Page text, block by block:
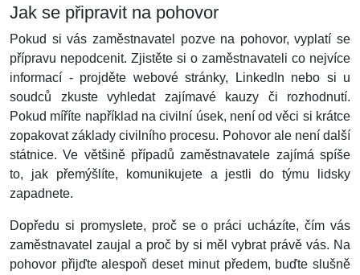
Jak se připravit na pohovor
Pokud si vás zaměstnavatel pozve na pohovor, vyplatí se
přípravu nepodcenit. Zjistěte si o zaměstnavateli co nejvíce
informací - projděte webové stránky, LinkedIn nebo si u
soudců zkuste vyhledat zajímavé kauzy či rozhodnutí.
Pokud míříte například na civilní úsek, není od věci si krátce
zopakovat základy civilního procesu. Pohovor ale není další
státnice. Ve většině případů zaměstnavatele zajímá spíše
to, jak přemýšlíte, komunikujete a jestli do týmu lidsky
zapadnete.
Dopředu si promyslete, proč se o práci ucházíte, čím vás
zaměstnavatel zaujal a proč by si měl vybrat právě vás. Na
pohovor přijďte alespoň deset minut předem, buďte slušně